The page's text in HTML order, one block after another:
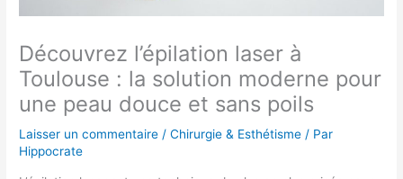
Découvrez l’épilation laser à
Toulouse : la solution moderne pour
une peau douce et sans poils
Laisser un commentaire /Chirurgie & Esthétisme / Par
Hippocrate